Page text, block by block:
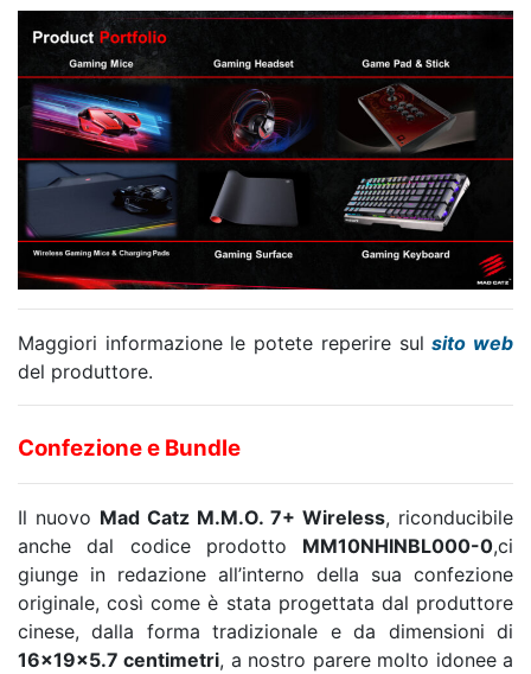
Maggiori informazione le potete reperire sulsito web
del produttore.
Confezione e Bundle
Il nuovo Mad Catz M.M.O. 7+ Wireless, riconducibile
anche dal codice prodotto MM10NHINBL000-0,ci
giunge in redazione all’interno della sua confezione
originale, così come è stata progettata dal produttore
cinese, dalla forma tradizionale e da dimensioni di
16x19x5.7 centimetri, a nostro parere molto idonee a